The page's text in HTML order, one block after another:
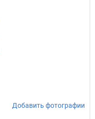
Добавить фотографии